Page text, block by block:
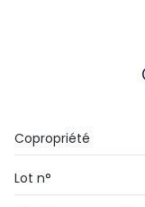
Copropriété
Lot n°